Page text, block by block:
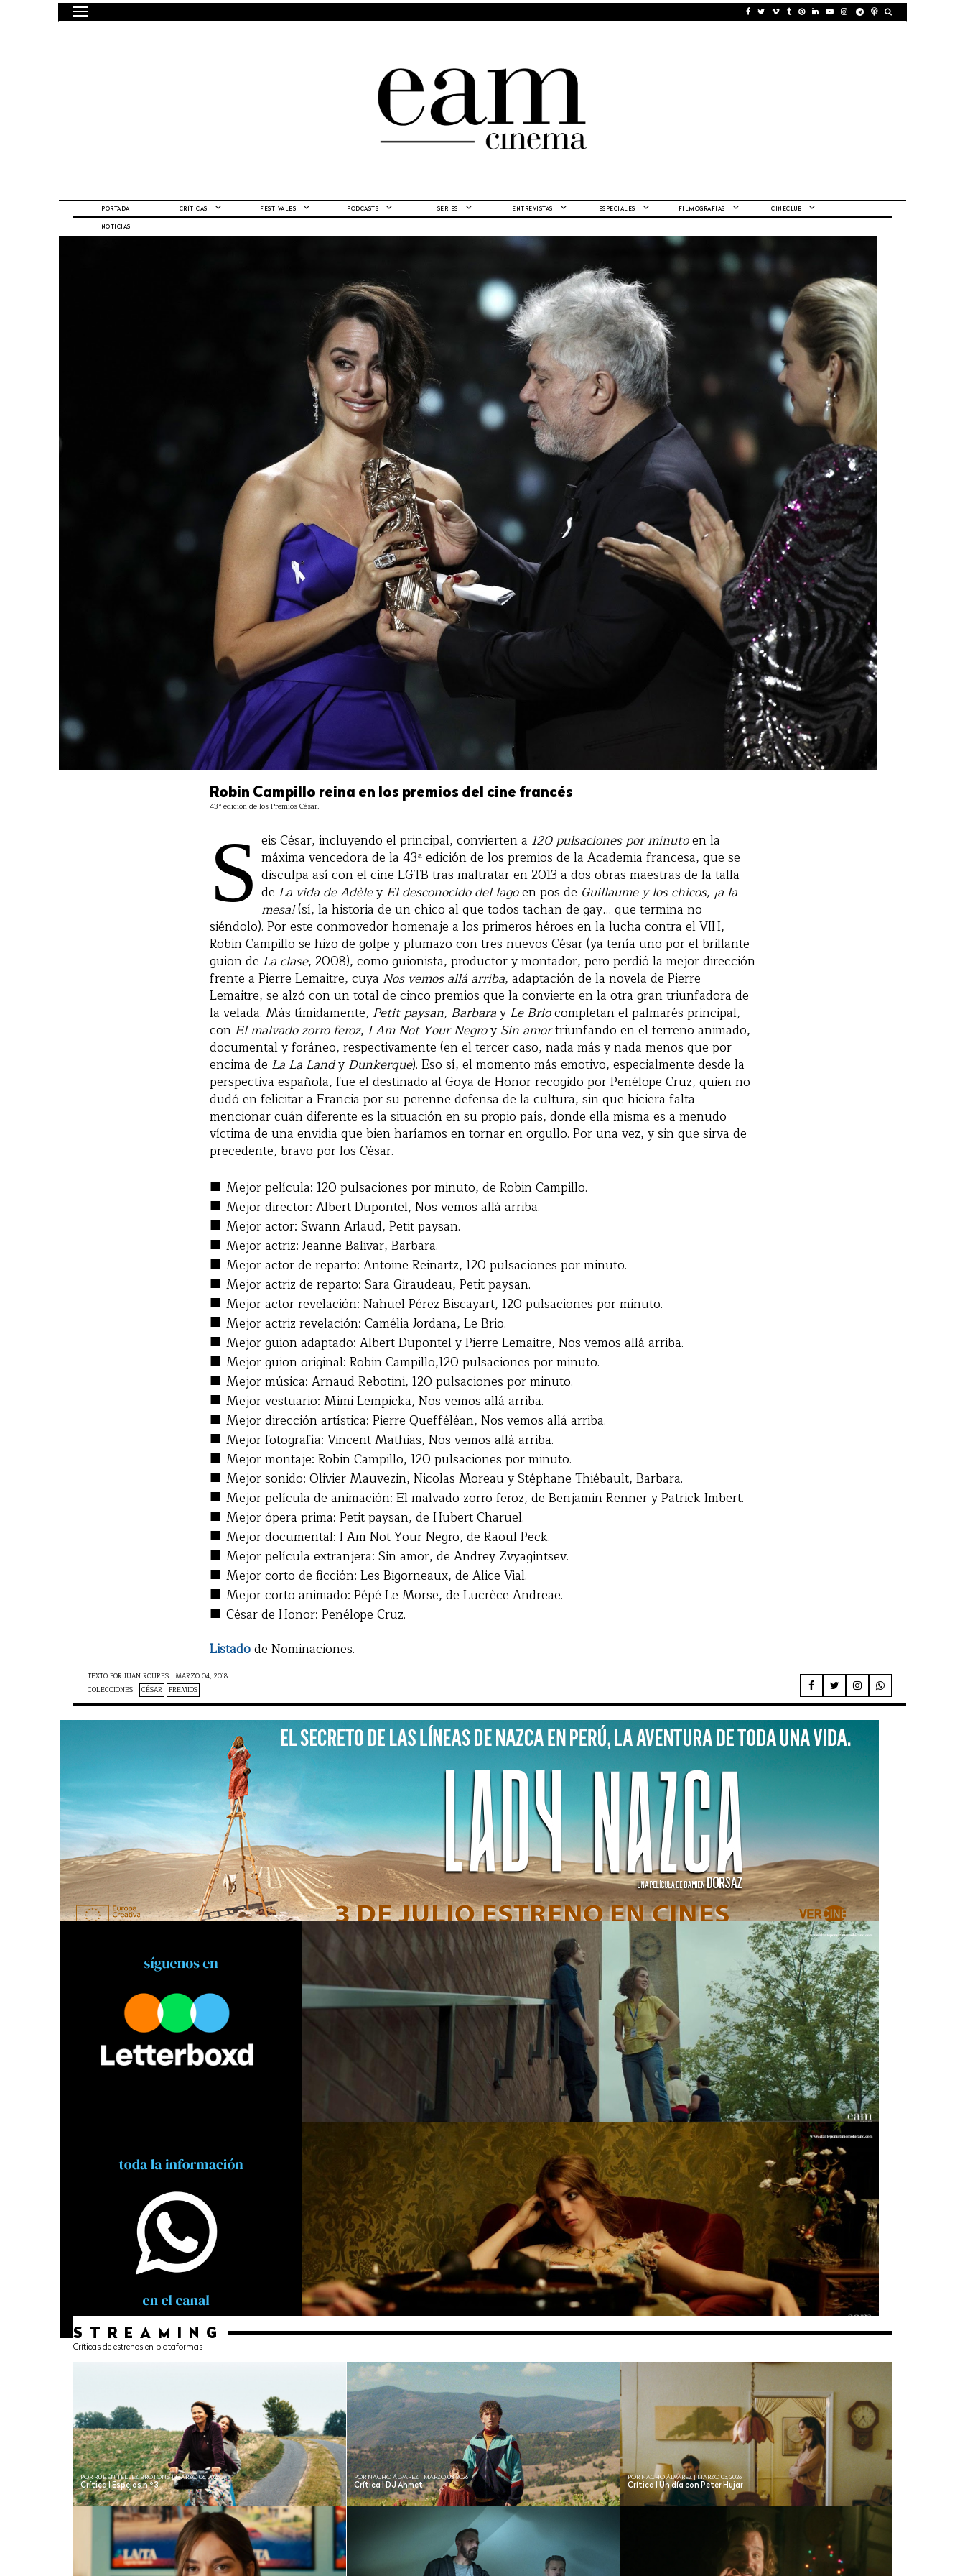
PORTADA CRÍTICAS FESTIVALES PODCASTS SERIES ENTREVISTAS ESPECIALES FILMOGRAFÍAS CINECLUB
NOTICIAS
Robin Campillo reina en los premios del cine francés
43ª edición de los Premios César.
S eis César, incluyendo el principal, convierten a 120 pulsaciones por minutoen la
máxima vencedora de la 43ª edición de los premios de la Academia francesa, que se
disculpa así con el cine LGTB tras maltratar en 2013 a dos obras maestras de la talla
de La vida de Adèley El desconocido del lagoen pos de Guillaume y los chicos, ¡a la
mesa!(sí, la historia de un chico al que todos tachan de gay… que termina no
siéndolo). Por este conmovedor homenaje a los primeros héroes en la lucha contra el VIH,
Robin Campillo se hizo de golpe y plumazo con tres nuevos César (ya tenía uno por el brillante
guion de La clase, 2008), como guionista, productor y montador, pero perdió la mejor dirección
frente a Pierre Lemaitre, cuya Nos vemos allá arriba, adaptación de la novela de Pierre
Lemaitre, se alzó con un total de cinco premios que la convierte en la otra gran triunfadora de
la velada. Más tímidamente, Petit paysan, Barbaray Le Briocompletan el palmarés principal,
con El malvado zorro feroz, I Am Not Your Negroy Sin amortriunfando en el terreno animado,
documental y foráneo, respectivamente (en el tercer caso, nada más y nada menos que por
encima de La La Landy Dunkerque). Eso sí, el momento más emotivo, especialmente desde la
perspectiva española, fue el destinado al Goya de Honor recogido por Penélope Cruz, quien no
dudó en felicitar a Francia por su perenne defensa de la cultura, sin que hiciera falta
mencionar cuán diferente es la situación en su propio país, donde ella misma es a menudo
víctima de una envidia que bien haríamos en tornar en orgullo. Por una vez, y sin que sirva de
precedente, bravo por los César.
■ Mejor película: 120 pulsaciones por minuto, de Robin Campillo.
■ Mejor director: Albert Dupontel, Nos vemos allá arriba.
■ Mejor actor: Swann Arlaud, Petit paysan.
■ Mejor actriz: Jeanne Balivar, Barbara.
■ Mejor actor de reparto: Antoine Reinartz, 120 pulsaciones por minuto.
■ Mejor actriz de reparto: Sara Giraudeau, Petit paysan.
■ Mejor actor revelación: Nahuel Pérez Biscayart, 120 pulsaciones por minuto.
■ Mejor actriz revelación: Camélia Jordana, Le Brio.
■ Mejor guion adaptado: Albert Dupontel y Pierre Lemaitre, Nos vemos allá arriba.
■ Mejor guion original: Robin Campillo,120 pulsaciones por minuto.
■ Mejor música: Arnaud Rebotini, 120 pulsaciones por minuto.
■ Mejor vestuario: Mimi Lempicka, Nos vemos allá arriba.
■ Mejor dirección artística: Pierre Quefféléan, Nos vemos allá arriba.
■ Mejor fotografía: Vincent Mathias, Nos vemos allá arriba.
■ Mejor montaje: Robin Campillo, 120 pulsaciones por minuto.
■ Mejor sonido: Olivier Mauvezin, Nicolas Moreau y Stéphane Thiébault, Barbara.
■ Mejor película de animación: El malvado zorro feroz, de Benjamin Renner y Patrick Imbert.
■ Mejor ópera prima: Petit paysan, de Hubert Charuel.
■ Mejor documental: I Am Not Your Negro, de Raoul Peck.
■ Mejor película extranjera: Sin amor, de Andrey Zvyagintsev.
■ Mejor corto de ficción: Les Bigorneaux, de Alice Vial.
■ Mejor corto animado: Pépé Le Morse, de Lucrèce Andreae.
■ César de Honor: Penélope Cruz.
Listadode Nominaciones.
TEXTO POR JUAN ROURES | MARZO 04, 2018
COLECCIONES | CÉSAR PREMIOS
STREAMING
Críticas de estrenos en plataformas
Crítica | Espejos n.º 3
POR RUBÉN TÉLLEZ BROTONS | MARZO 06, 2026
Crítica | DJ Ahmet
POR NACHO ÁLVAREZ | MARZO 03, 2026
Crítica | Un día con Peter Hujar
POR NACHO ÁLVAREZ | MARZO 03, 2026